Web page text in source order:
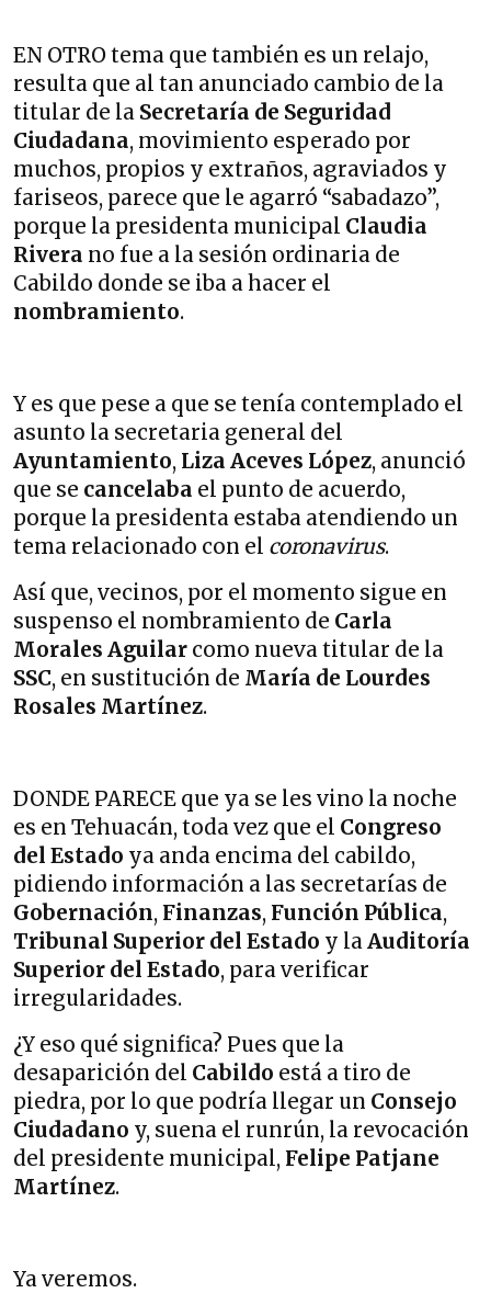
EN OTRO tema que también es un relajo,
resulta que al tan anunciado cambio de la
titular de la Secretaría de Seguridad
Ciudadana, movimiento esperado por
muchos, propios y extraños, agraviados y
fariseos, parece que le agarró “sabadazo”,
porque la presidenta municipal Claudia
Rivera no fue a la sesión ordinaria de
Cabildo donde se iba a hacer el
nombramiento.
Y es que pese a que se tenía contemplado el
asunto la secretaria general del
Ayuntamiento, Liza Aceves López, anunció
que se cancelaba el punto de acuerdo,
porque la presidenta estaba atendiendo un
tema relacionado con el coronavirus.
Así que, vecinos, por el momento sigue en
suspenso el nombramiento de Carla
Morales Aguilar como nueva titular de la
SSC, en sustitución de María de Lourdes
Rosales Martínez.
DONDE PARECE que ya se les vino la noche
es en Tehuacán, toda vez que el Congreso
del Estado ya anda encima del cabildo,
pidiendo información a las secretarías de
Gobernación, Finanzas, Función Pública,
Tribunal Superior del Estado y la Auditoría
Superior del Estado, para verificar
irregularidades.
¿Y eso qué significa? Pues que la
desaparición del Cabildo está a tiro de
piedra, por lo que podría llegar un Consejo
Ciudadano y, suena el runrún, la revocación
del presidente municipal, Felipe Patjane
Martínez.
Ya veremos.